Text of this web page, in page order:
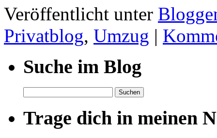
Veröffentlicht unter
Privatblog, Umzug |
Suche im Blog
nach:
Trage dich in meinen